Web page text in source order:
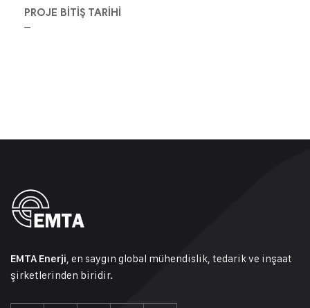
PROJE BİTİŞ TARİHİ
–
EMTA Enerji, en saygın global mühendislik, tedarik ve inşaat
şirketlerinden biridir.